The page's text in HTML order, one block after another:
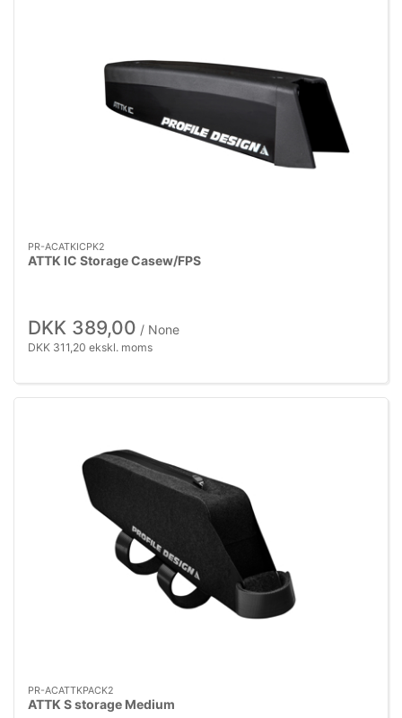
PR-ACATKICPK2
ATTK IC Storage Casew/FPS
DKK 389,00 / None
DKK 311,20 ekskl. moms
PR-ACATTKPACK2
ATTK S storage Medium